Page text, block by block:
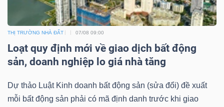
THỊ TRƯỜNG NHÀ ĐẤT 07/08 09:00
Loạt quy định mới về giao dịch bất động
sản, doanh nghiệp lo giá nhà tăng
Dự thảo Luật Kinh doanh bất động sản (sửa đổi) đề xuất
mỗi bất động sản phải có mã định danh trước khi giao
Cổ phiếu Chỉ số Chứng chỉ quỹ Chứng
Lãnh
đạo
Tất cả Người nội bộ Người liên quan Cổ đông lớn